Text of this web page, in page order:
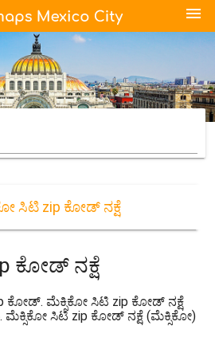
menu
ಸಿಟಿ zip ಕೋಡ್ ನಕ್ಷೆ
ಕೋಡ್ ನಕ್ಷೆ
ಕೋಡ್. ಮೆಕ್ಸಿಕೋ ಸಿಟಿ zip ಕೋಡ್ ನಕ್ಷೆ
ಮೆಕ್ಸಿಕೋ ಸಿಟಿ zip ಕೋಡ್ ನಕ್ಷೆ (ಮೆಕ್ಸಿಕೋ)